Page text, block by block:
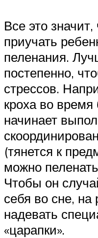
Все это
приучать
пеленания.
постепенно,
стрессов.
кроха во время
начинает
(тянется к
можно
Чтобы он
себя во сне,
надевать
«царапки».